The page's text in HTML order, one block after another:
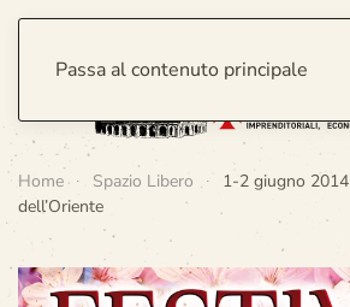
Passa al contenuto principale
Home Spazio Libero
1-2 giugno
dell’Oriente